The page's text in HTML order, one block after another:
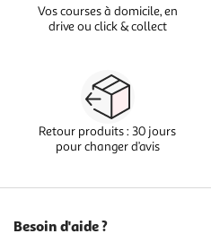
Vos courses à domicile, en
drive ou click & collect
Retour produits : 30 jours
pour changer d’avis
Besoin d'aide ?